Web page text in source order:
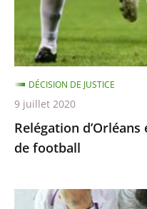
National
de
football
Relégation
de football
DÉCISION DE JUSTICE
9 juillet 2020
Plateforme